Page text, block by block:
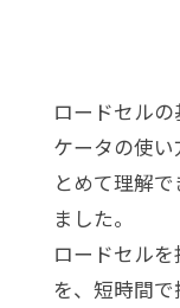
ロードセル
ケータの使
とめて理解
ました。
ロードセル
を、短時間